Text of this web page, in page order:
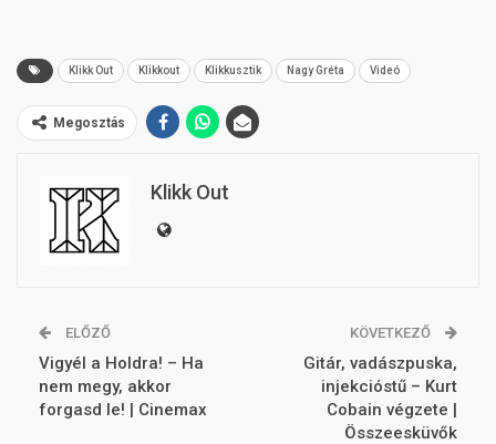
Klikk Out Klikkout Klikkusztik Nagy Gréta Videó
Megosztás
Klikk Out
ELŐZŐ
Vigyél a Holdra! – Ha
nem megy, akkor
forgasd le! | Cinemax
KÖVETKEZŐ
Gitár, vadászpuska,
injekcióstű – Kurt
Cobain végzete |
Összeesküvők